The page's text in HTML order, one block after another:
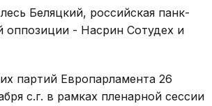
Беляцкий, российская панк-
оппозиции - Насрин Сотудех и
партий Европарламента 26
с.г. в рамках пленарной сессии